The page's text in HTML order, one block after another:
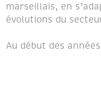
marseillais, en
évolutions du
Au début des